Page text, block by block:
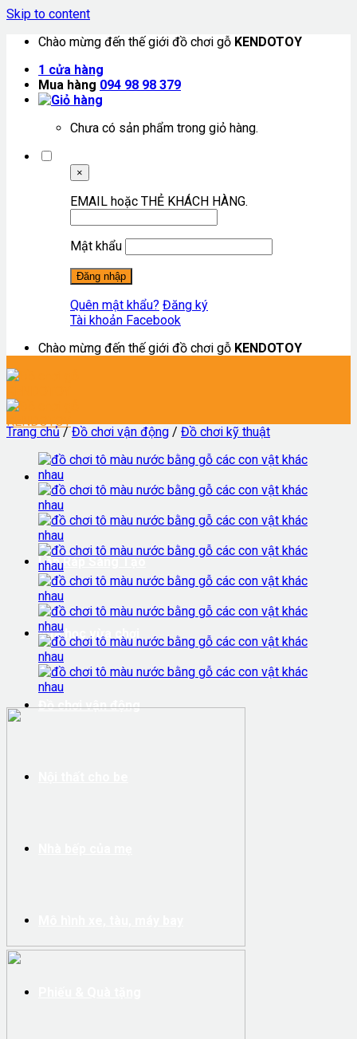
Skip to content
Chào mừng đến thế giới đồ chơi gỗ KENDOTOY
1 cửa hàng
Mua hàng 094 98 98 379
Chưa có sản phẩm trong giỏ hàng.
×
EMAIL hoặc THẺ KHÁCH HÀNG.
Mật khẩu
Quên mật khẩu? Đăng ký
Tài khoản Facebook
Chào mừng đến thế giới đồ chơi gỗ KENDOTOY
Lắp Ráp Sáng Tạo
Vừa học vừa chơi
Đồ chơi vận động
Trang chủ / Đồ chơi vận động / Đồ chơi kỹ thuật